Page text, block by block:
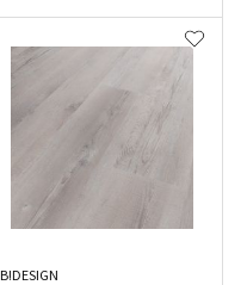
B!DESIGN